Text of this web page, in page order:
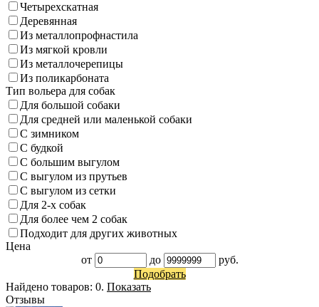
Четырехскатная
Деревянная
Из металлопрофнастила
Из мягкой кровли
Из металлочерепицы
Из поликарбоната
Тип вольера для собак
Для большой собаки
Для средней или маленькой собаки
С зимником
С будкой
С большим выгулом
С выгулом из прутьев
С выгулом из сетки
Для 2-х собак
Для более чем 2 собак
Подходит для других животных
Цена
от
до
руб.
Подобрать
Найдено товаров: 0. Показать
Отзывы